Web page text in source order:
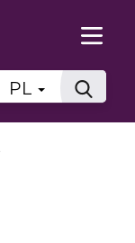
PL